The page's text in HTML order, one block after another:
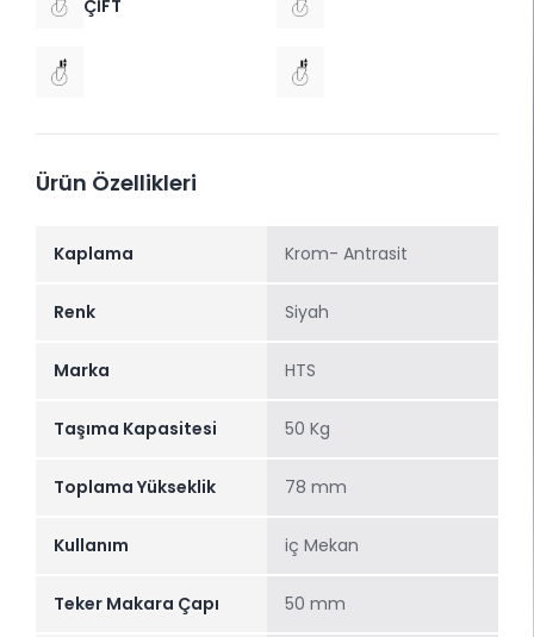
ÇİFT
Ürün Özellikleri
Kaplama Krom- Antrasit
Renk Siyah
Marka HTS
Taşıma Kapasitesi 50 Kg
Toplama Yükseklik 78 mm
Kullanım iç Mekan
Teker Makara Çapı 50 mm